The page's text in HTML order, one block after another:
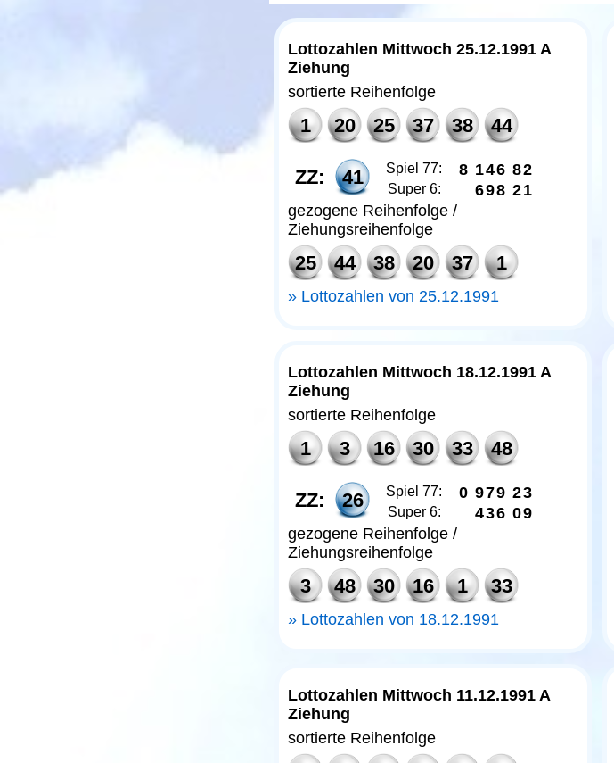
Lottozahlen Mittwoch 25.12.1991 A
Ziehung
sortierte Reihenfolge
1 20 25 37 38 44
ZZ: 41 Spiel 77: 8 146 82
Super 6: 698 21
gezogene Reihenfolge /
Ziehungsreihenfolge
25 44 38 20 37 1
Lottozahlen von 25.12.1991
Lottozahlen Mittwoch 18.12.1991 A
Ziehung
sortierte Reihenfolge
1 3 16 30 33 48
ZZ: 26 Spiel 77: 0 979 23
Super 6: 436 09
gezogene Reihenfolge /
Ziehungsreihenfolge
3 48 30 16 1 33
Lottozahlen von 18.12.1991
Lottozahlen Mittwoch 11.12.1991 A
Ziehung
sortierte Reihenfolge